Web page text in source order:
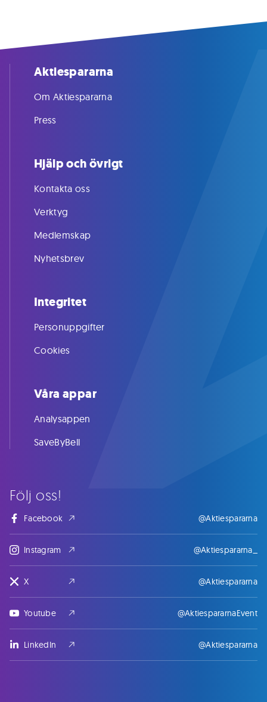
Följ oss!
Facebook @Aktiespararna
Instagram @Aktiespararna_
X @Aktiespararna
Youtube @AktiespararnaEvent
LinkedIn @Aktiespararna
Aktiespararna
Om Aktiespararna
Press
Hjälp och övrigt
Kontakta oss
Verktyg
Medlemskap
Nyhetsbrev
Integritet
Personuppgifter
Cookies
Våra appar
Analysappen
SaveByBell